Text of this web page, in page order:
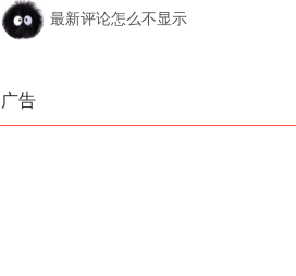
最新评论怎么不显示
广告